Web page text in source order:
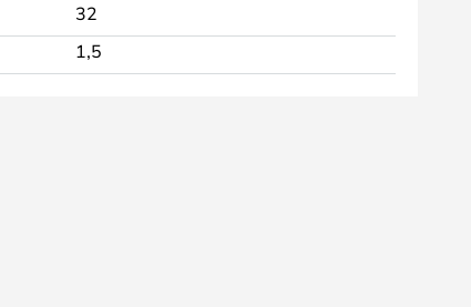
32
1,5